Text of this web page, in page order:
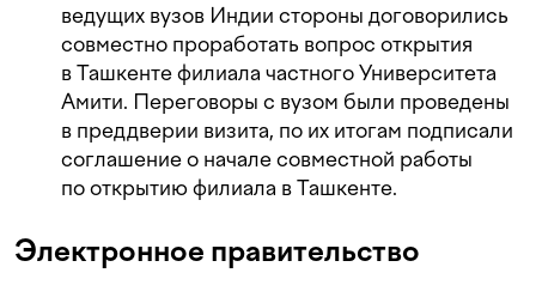
ведущих вузов Индии стороны договорились
совместно проработать вопрос открытия
в Ташкенте филиала частного Университета
Амити. Переговоры с вузом были проведены
в преддверии визита, по их итогам подписали
соглашение о начале совместной работы
по открытию филиала в Ташкенте.
Электронное правительство